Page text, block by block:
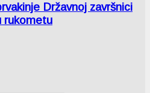
Državnoj završnici
rukometu